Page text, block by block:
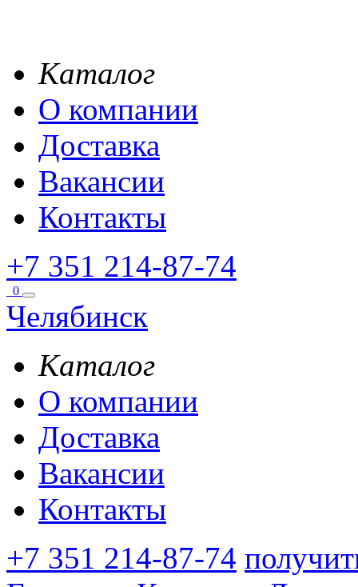
Каталог
О компании
Доставка
Вакансии
Контакты
+7 351 214-87-74
0
Челябинск
Каталог
О компании
Доставка
Вакансии
Контакты
+7 351 214-87-74